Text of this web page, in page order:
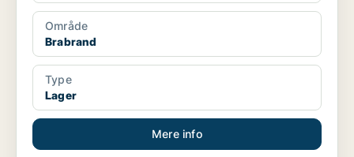
Område
Brabrand
Type
Lager
Mere info